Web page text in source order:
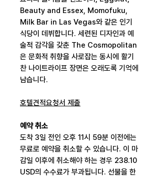
Beauty and Essex, Momofuku,
Milk Bar in Las Vegas와 같은 인기
식당이 데뷔합니다. 세련된 디자인과 예
술적 감각을 갖춘 The Cosmopolitan
은 문화적 취향을 사로잡는 동시에 활기
찬 나이트라이프 장면은 오래도록 기억에
남습니다.
호텔견적요청서 제출
예약 취소
도착 3일 전인 오후 11시 59분 이전에는
무료로 예약을 취소할 수 있습니다. 이 마
감일 이후에 취소해야 하는 경우 238.10
USD의 수수료가 부과됩니다. 선불을 한